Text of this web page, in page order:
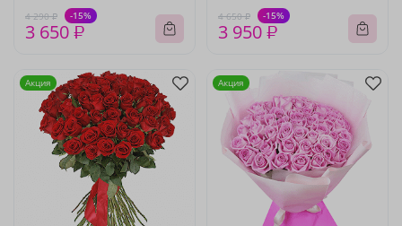
4 290 ₽ -15%
3 650 ₽
4 650 ₽ -15%
3 950 ₽
Акция Акция